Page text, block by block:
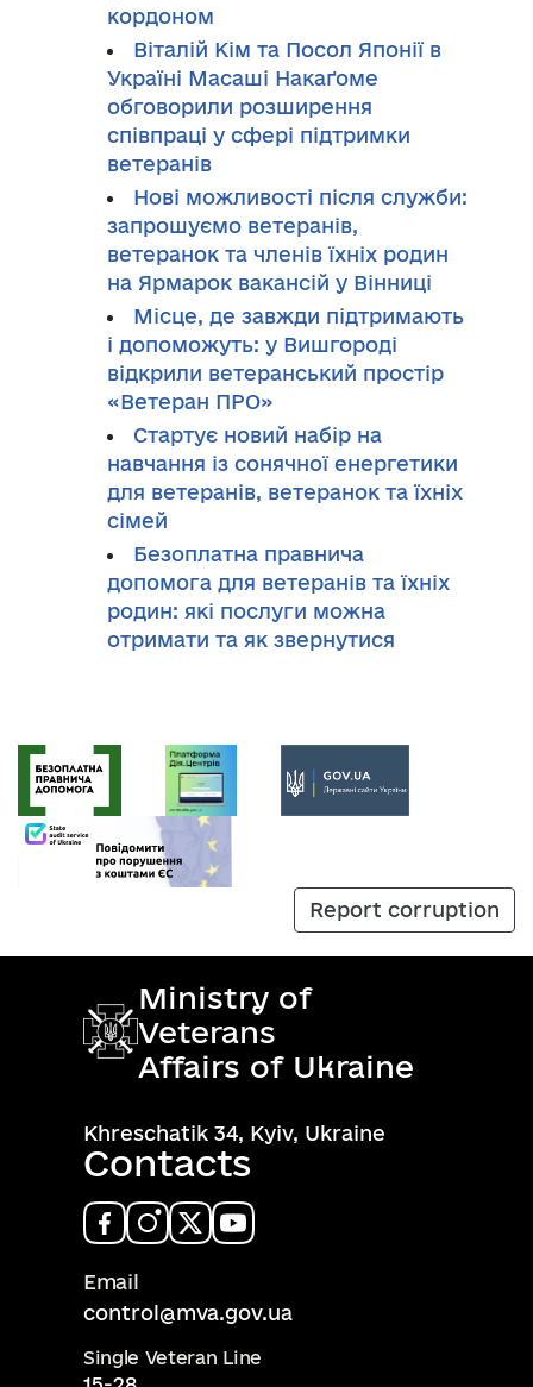
кордоном
Віталій Кім та Посол Японії в
Україні Масаші Накаґоме
обговорили розширення
співпраці у сфері підтримки
ветеранів
Нові можливості після служби:
запрошуємо ветеранів,
ветеранок та членів їхніх родин
на Ярмарок вакансій у Вінниці
Місце, де завжди підтримають
і допоможуть: у Вишгороді
відкрили ветеранський простір
«Ветеран ПРО»
Стартує новий набір на
навчання із сонячної енергетики
для ветеранів, ветеранок та їхніх
сімей
Безоплатна правнича
допомога для ветеранів та їхніх
родин: які послуги можна
отримати та як звернутися
Report corruption
Ministry of
Veterans
Affairs of Ukraine
Khreschatik 34, Kyiv, Ukraine
Contacts
Email
control@mva.gov.ua
Single Veteran Line